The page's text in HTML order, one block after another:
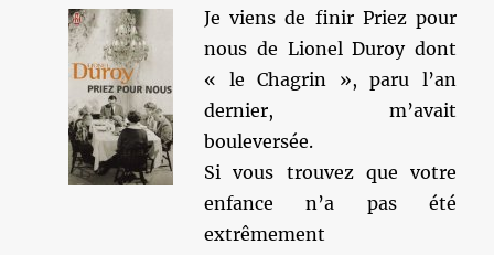
Je viens de finir Priez pour
nous de Lionel Duroy dont
« le Chagrin », paru l’an
dernier, m’avait
bouleversée.
Si vous trouvez que votre
enfance n’a pas été
extrêmement